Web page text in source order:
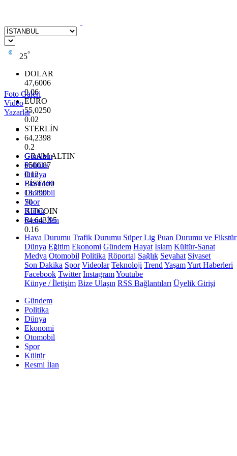
25°
DOLAR
47,6006
0.06
EURO
55,0250
0.02
STERLİN
64,2398
0.2
GRAM ALTIN
6500.87
0.12
BİST100
13.799
70
BITCOIN
64.643,95
0.16
Foto Galeri
Video
Yazarlar
Gündem
Politika
Dünya
Ekonomi
Otomobil
Spor
Kültür
Resmi İlan
Hava Durumu Trafik Durumu Süper Lig Puan Durumu ve Fikstür
Dünya Eğitim Ekonomi Gündem Hayat İslam Kültür-Sanat
Medya Otomobil Politika Röportaj Sağlık Seyahat Siyaset
Son Dakika Spor Videolar Teknoloji Trend YaşamYurt Haberleri
Facebook Twitter InstagramYoutube
Künye / İletişim Bize Ulaşın RSS Bağlantıları Üyelik Girişi
Gündem
Politika
Dünya
Ekonomi
Otomobil
Spor
Kültür
Resmi İlan